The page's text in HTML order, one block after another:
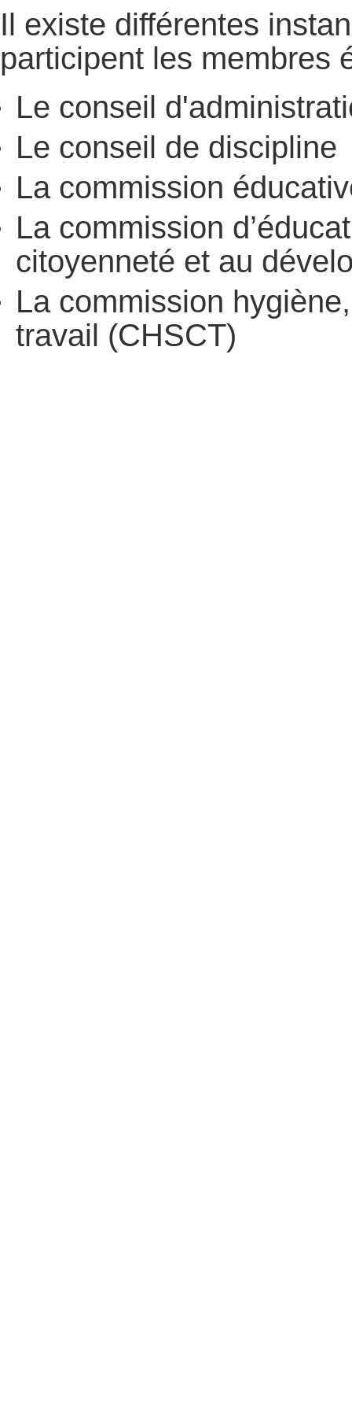
Il existe différentes
participent les membres
Le conseil
Le conseil de discipline
La commission
La commission
citoyenneté et au
La commission
travail (CHSCT)